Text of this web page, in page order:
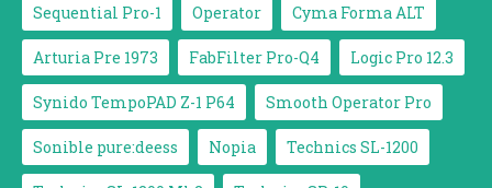
Sequential Pro-1 Operator Cyma Forma ALT
Arturia Pre 1973 FabFilter Pro-Q4 Logic Pro 12.3
Synido TempoPAD Z-1 P64 Smooth Operator Pro
Sonible pure:deess Nopia Technics SL-1200